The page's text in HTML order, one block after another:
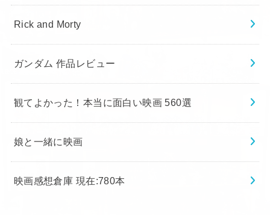
Rick and Morty
ガンダム 作品レビュー
観てよかった！本当に面白い映画 560選
娘と一緒に映画
映画感想倉庫 現在:780本